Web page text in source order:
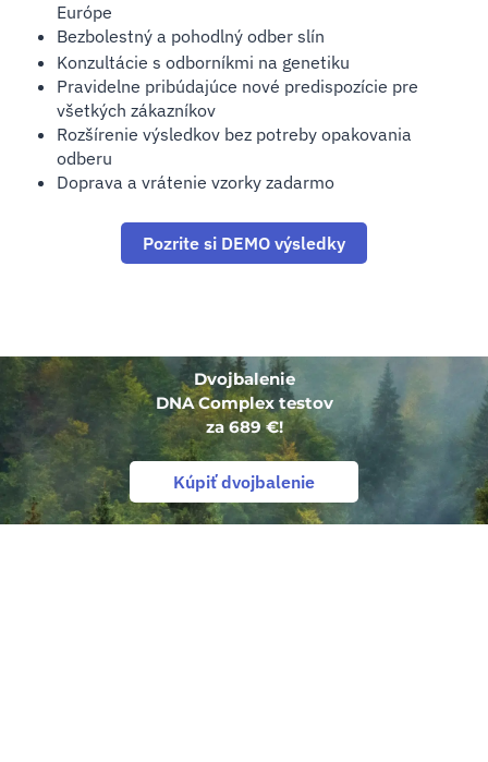
Európe
Bezbolestný a pohodlný odber slín
Konzultácie s odborníkmi na genetiku
Pravidelne pribúdajúce nové predispozície pre
všetkých zákazníkov
Rozšírenie výsledkov bez potreby opakovania
odberu
Doprava a vrátenie vzorky zadarmo
Pozrite si DEMO výsledky
Dvojbalenie
DNA Complex testov
za 689 €!
Kúpiť dvojbalenie